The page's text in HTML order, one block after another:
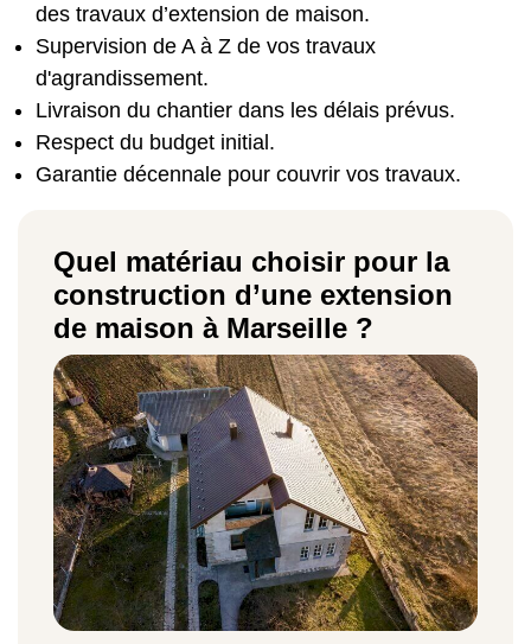
des travaux d’extension de maison.
Supervision de A à Z de vos travaux
d'agrandissement.
Livraison du chantier dans les délais prévus.
Respect du budget initial.
Garantie décennale pour couvrir vos travaux.
Quel matériau choisir pour la
construction d’une extension
de maison à Marseille ?